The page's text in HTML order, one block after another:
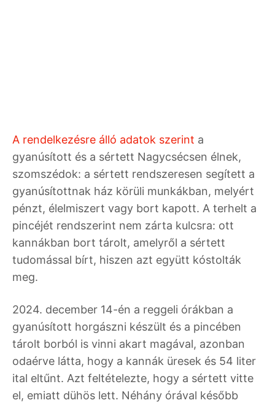
A rendelkezésre álló adatok szerint a
gyanúsított és a sértett Nagycsécsen élnek,
szomszédok: a sértett rendszeresen segített a
gyanúsítottnak ház körüli munkákban, melyért
pénzt, élelmiszert vagy bort kapott. A terhelt a
pincéjét rendszerint nem zárta kulcsra: ott
kannákban bort tárolt, amelyről a sértett
tudomással bírt, hiszen azt együtt kóstolták
meg.
2024. december 14-én a reggeli órákban a
gyanúsított horgászni készült és a pincében
tárolt borból is vinni akart magával, azonban
odaérve látta, hogy a kannák üresek és 54 liter
ital eltűnt. Azt feltételezte, hogy a sértett vitte
el, emiatt dühös lett. Néhány órával később